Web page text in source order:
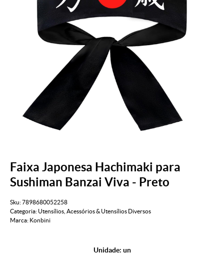
Faixa Japonesa Hachimaki para
Sushiman Banzai Viva - Preto
Sku:7898680052258
Categoria: Utensílios Acessórios & Utensílios Diversos
Marca: Konbini
Unidade: un